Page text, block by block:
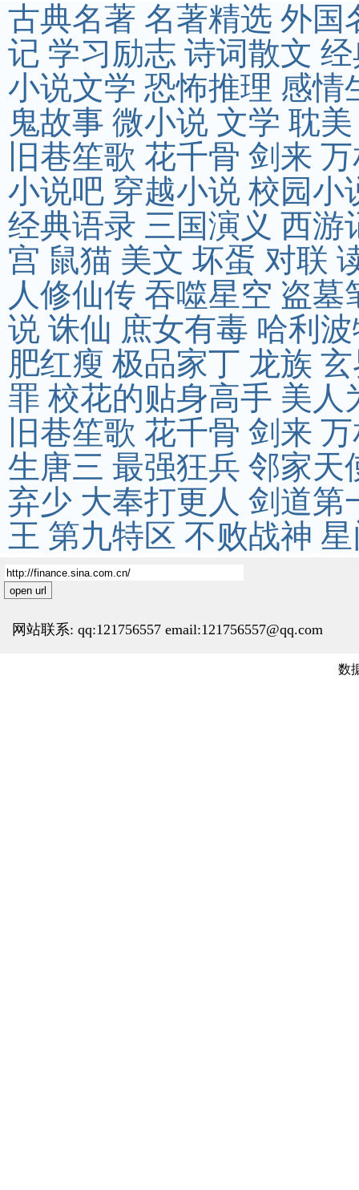
古典名著 名著精选 外国
记 学习励志 诗词散文
小说文学 恐怖推理 感情
鬼故事 微小说 文学 耽美
旧巷笙歌 花千骨 剑来
小说吧 穿越小说 校园小
经典语录 三国演义 西游
宫 鼠猫 美文 坏蛋 对联
人修仙传 吞噬星空 盗墓
说 诛仙 庶女有毒 哈利
肥红瘦 极品家丁 龙族
罪 校花的贴身高手 美人
旧巷笙歌 花千骨 剑来
生唐三 最强狂兵 邻家天
弃少 大奉打更人 剑道第
王 第九特区 不败战神
open url
网站联系: qq:121756557 email:121756557@qq.com